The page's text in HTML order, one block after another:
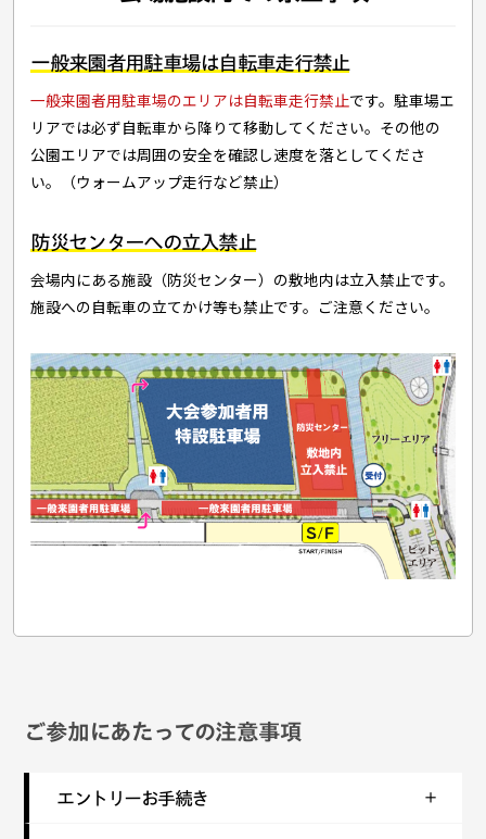
一般来園者用駐車場は自転車走行禁止
一般来園者用駐車場のエリアは自転車走行禁止です。駐車場エ
リアでは必ず自転車から降りて移動してください。その他の
公園エリアでは周囲の安全を確認し速度を落としてくださ
い。（ウォームアップ走行など禁止）
防災センターへの立入禁止
会場内にある施設（防災センター）の敷地内は立入禁止です。
施設への自転車の立てかけ等も禁止です。ご注意ください。
ご参加にあたっての注意事項
エントリーお手続き